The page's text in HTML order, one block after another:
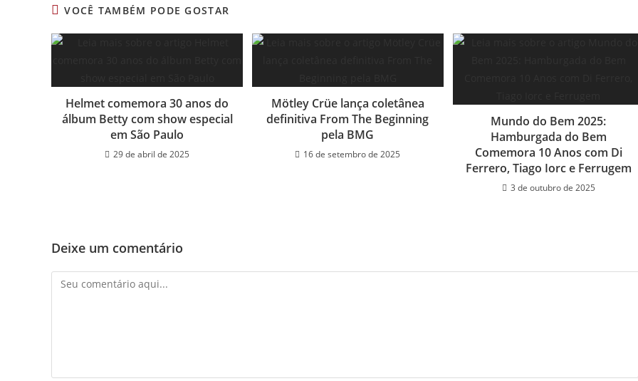
VOCÊ TAMBÉM PODE GOSTAR
Helmet comemora 30 anos do
álbum Betty com show especial
em São Paulo
29 de abril de 2025
Mötley Crüe lança coletânea
definitiva From The Beginning
pela BMG
16 de setembro de 2025
Mundo do Bem 2025:
Hamburgada do Bem
Comemora 10 Anos com Di
Ferrero, Tiago Iorc e Ferrugem
3 de outubro de 2025
Deixe um comentário
Comentário